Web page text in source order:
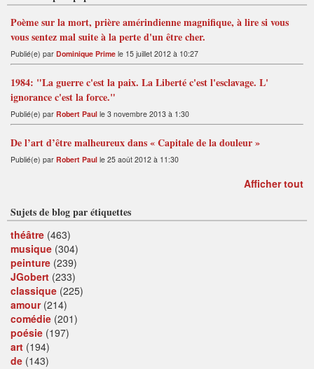
Poème sur la mort, prière amérindienne magnifique, à lire si vous
vous sentez mal suite à la perte d'un être cher.
Publié(e) par Dominique Prime le 15 juillet 2012 à 10:27
1984: "La guerre c'est la paix. La Liberté c'est l'esclavage. L'
ignorance c'est la force."
Publié(e) par Robert Paul le 3 novembre 2013 à 1:30
De l’art d’être malheureux dans « Capitale de la douleur »
Publié(e) par Robert Paul le 25 août 2012 à 11:30
Afficher tout
Sujets de blog par étiquettes
théâtre (463)
musique (304)
peinture (239)
JGobert (233)
classique (225)
amour(214)
comédie (201)
poésie (197)
art (194)
de (143)